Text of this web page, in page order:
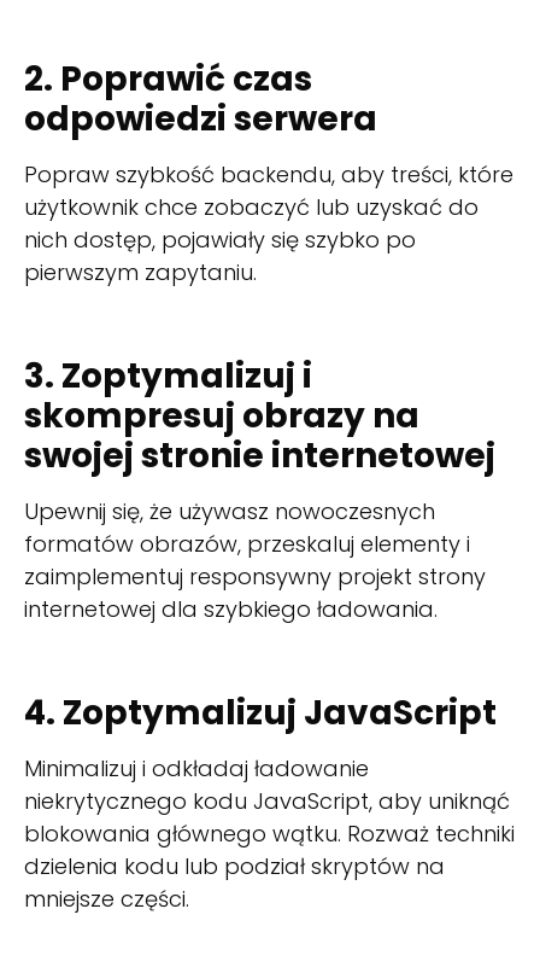
2. Poprawić czas
odpowiedzi serwera
Popraw szybkość backendu, aby treści, które
użytkownik chce zobaczyć lub uzyskać do
nich dostęp, pojawiały się szybko po
pierwszym zapytaniu.
3. Zoptymalizuj i
skompresuj obrazy na
swojej stronie internetowej
Upewnij się, że używasz nowoczesnych
formatów obrazów, przeskaluj elementy i
zaimplementuj responsywny projekt strony
internetowej dla szybkiego ładowania.
4. Zoptymalizuj JavaScript
Minimalizuj i odkładaj ładowanie
niekrytycznego kodu JavaScript, aby uniknąć
blokowania głównego wątku. Rozważ techniki
dzielenia kodu lub podział skryptów na
mniejsze części.